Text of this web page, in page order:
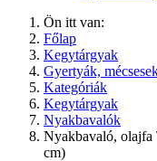
Ön itt van:
Főlap
Kegytárgyak
Gyertyák,
Kategóriák
Kegytárgyak
Nyakbavalók
Nyakbavaló, olajfa
cm)